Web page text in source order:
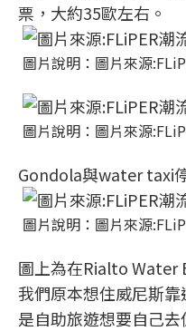
票，大約35歐左右。
圖片說明：圖片來源
圖片說明：圖片來源
Gondola與water taxi
圖片說明：圖片來源
圖上為在Rialto Water
我們原本想住威尼斯
是自助旅遊想要自己